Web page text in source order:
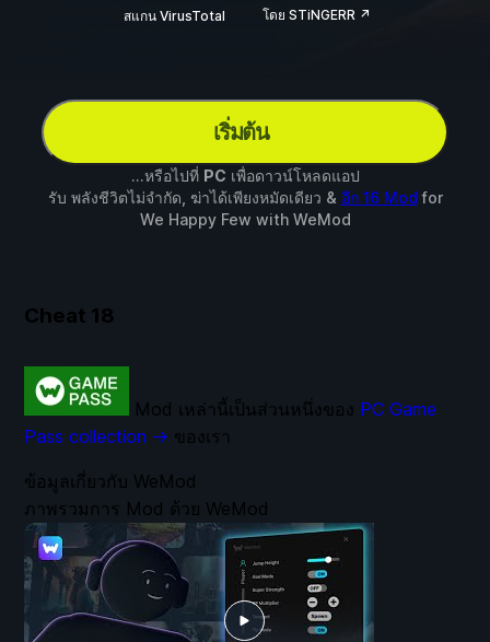
สแกน VirusTotal โดย STiNGERR ↗
เริ่มต้น
...หรือไปที่ PC เพื่อดาวน์โหลดแอป
รับ พลังชีวิตไม่จำกัด, ฆ่าได้เพียงหมัดเดียว & อีก 16 Mod for
We Happy Few with WeMod
Cheat 18
ข้อมูลเกี่ยวกับ WeMod
ภาพรวมการ Mod ด้วย WeMod
Mod เหล่านี้เป็นส่วนหนึ่งของ PC Game
Pass collection → ของเรา